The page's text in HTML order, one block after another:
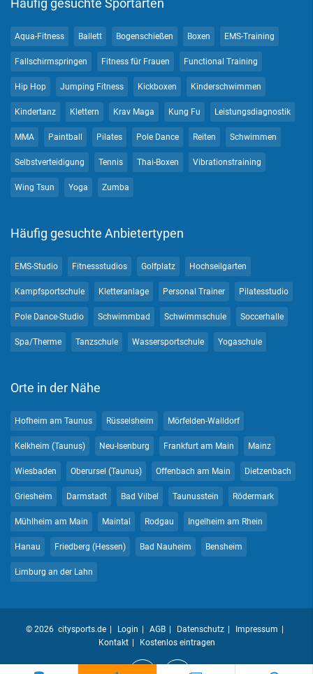
Häufig gesuchte Sportarten
Aqua-Fitness Ballett Bogenschießen Boxen EMS-Training
Fallschirmspringen Fitness für Frauen Functional Training
Hip Hop Jumping Fitness Kickboxen Kinderschwimmen
Kindertanz Klettern Krav Maga Kung Fu Leistungsdiagnostik
MMA Paintball Pilates Pole Dance Reiten Schwimmen
Selbstverteidigung Tennis Thai-Boxen Vibrationstraining
Wing Tsun Yoga Zumba
Häufig gesuchte Anbietertypen
EMS-Studio Fitnessstudios Golfplatz Hochseilgarten
Kampfsportschule Kletteranlage Personal Trainer Pilatesstudio
Pole Dance-Studio Schwimmbad Schwimmschule Soccerhalle
Spa/Therme Tanzschule Wassersportschule Yogaschule
Orte in der Nähe
Hofheim am Taunus Rüsselsheim Mörfelden-Walldorf
Kelkheim (Taunus) Neu-Isenburg Frankfurt am Main Mainz
Wiesbaden Oberursel (Taunus) Offenbach am Main Dietzenbach
Griesheim Darmstadt Bad Vilbel Taunusstein Rödermark
Mühlheim am Main Maintal Rodgau Ingelheim am Rhein
Hanau Friedberg (Hessen) Bad Nauheim Bensheim
Limburg an der Lahn
© 2026 citysports.de Login AGB Datenschutz
Impressum
Kontakt
Kostenlos eintragen